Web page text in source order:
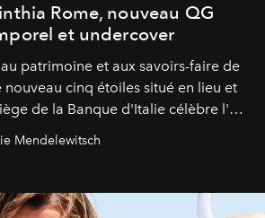
Rome, nouveau QG
et undercover
patrimoine et aux savoirs-faire de
nouveau cinq étoiles situé en lieu et
de la Banque d'Italie célèbre l'art
toute son élégance intemporelle.
Mendelewitsch